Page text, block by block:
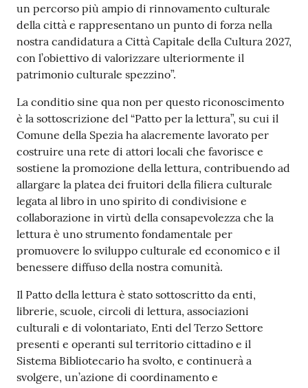
Tutti
gli
argomenti...
Seguici
su
un percorso più ampio di rinnovamento culturale
della città e rappresentano un punto di forza nella
nostra candidatura a Città Capitale della Cultura 2027,
con l’obiettivo di valorizzare ulteriormente il
patrimonio culturale spezzino”.
La conditio sine qua non per questo riconoscimento
è la sottoscrizione del “Patto per la lettura”, su cui il
Comune della Spezia ha alacremente lavorato per
costruire una rete di attori locali che favorisce e
sostiene la promozione della lettura, contribuendo ad
allargare la platea dei fruitori della filiera culturale
legata al libro in uno spirito di condivisione e
collaborazione in virtù della consapevolezza che la
lettura è uno strumento fondamentale per
promuovere lo sviluppo culturale ed economico e il
benessere diffuso della nostra comunità.
Il Patto della lettura è stato sottoscritto da enti,
librerie, scuole, circoli di lettura, associazioni
culturali e di volontariato, Enti del Terzo Settore
presenti e operanti sul territorio cittadino e il
Sistema Bibliotecario ha svolto, e continuerà a
svolgere, un’azione di coordinamento e